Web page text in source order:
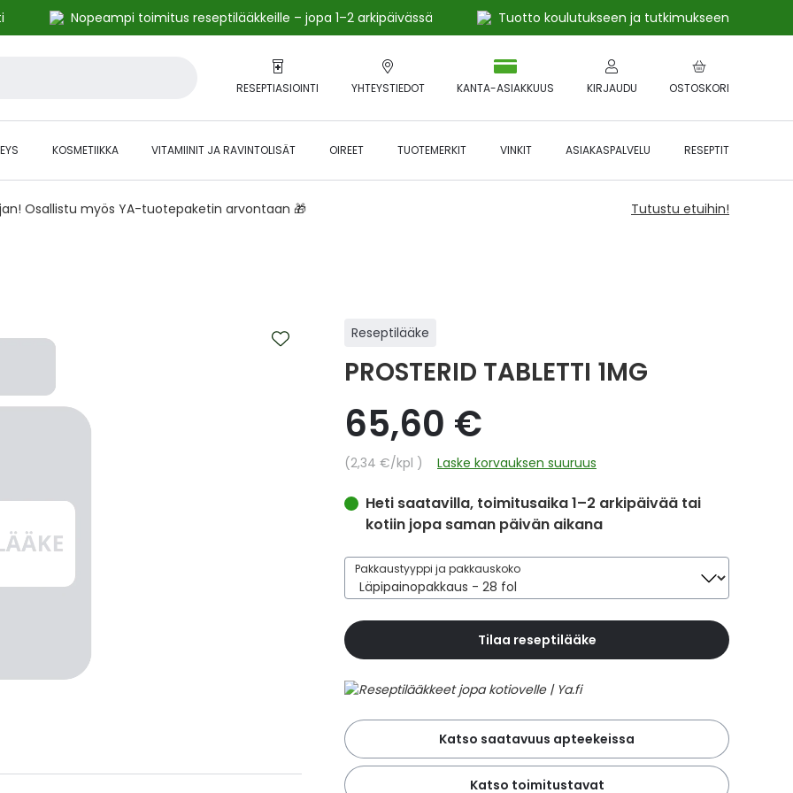
Nopeampi toimitus reseptilääkkeille – jopa 1–2 arkipäivässä
Tuotto koulutukseen ja tutkimukseen
RESEPTIASIOINTI YHTEYSTIEDOT OSTOSKORI
KANTA-ASIAKKUUS KIRJAUDU
KOSMETIIKKA VITAMIINIT JA RAVINTOLISÄT OIREET TUOTEMERKIT VINKIT ASIAKASPALVELU RESEPTIT
Osallistu myös YA-tuotepaketin arvontaan 🎁 Tutustu etuihin!
Reseptilääke
PROSTERID TABLETTI 1MG
65,60 €
Yksikköhinta
2,34 €/kpl Laske korvauksen suuruus
Heti saatavilla, toimitusaika 1–2 arkipäivää tai
kotiin jopa saman päivän aikana
Pakkaustyyppi ja pakkauskoko
Tilaa reseptilääke
Katso saatavuus apteekeissa
Katso toimitustavat